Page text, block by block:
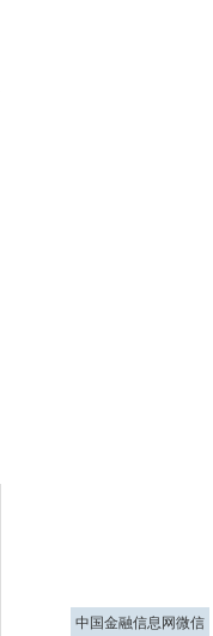
中国金融信息网微信